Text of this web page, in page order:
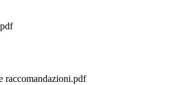
raccomandazioni.pdf